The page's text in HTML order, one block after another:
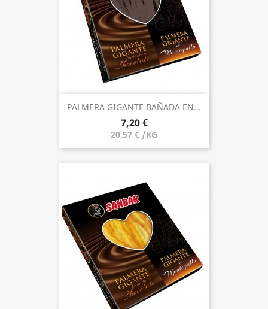
PALMERA GIGANTE BAÑADA EN...
7,20 €
20,57 € /KG